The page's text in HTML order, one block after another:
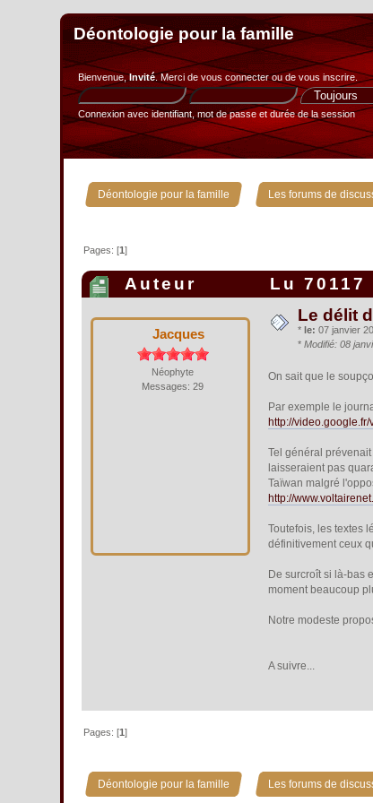
Déontologie pour la famille
Bienvenue,Invité. Merci devous connecterou devous inscrire.
Connexion avec identifiant, mot de passe et durée de la session
Déontologie pour la famille » Les forums de
Pages: [1]
Auteur Lu 70117
Jacques
Néophyte
Messages: 29
Le délit
* le: 07 janvier
* Modifié: 08
On sait que le
Par exemple le
http://
Tel général
laisseraient pas
Taïwan malgré
http://
Toutefois, les textes
définitivement ceux
De surcroît si là-bas
moment beaucoup
Notre modeste
A suivre...
Pages: [1]
Déontologie pour la famille » Les forums de